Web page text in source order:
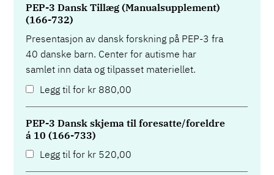
PEP-3 Dansk Tillæg (Manualsupplement)
(166-732)
Presentasjon av dansk forskning på PEP-3 fra
40 danske barn. Center for autisme har
samlet inn data og tilpasset materiellet.
Legg til for kr 880,00
PEP-3 Dansk skjema til foresatte/foreldre
á 10 (166-733)
Legg til for kr 520,00